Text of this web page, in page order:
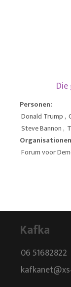
Personen:
Donald Trump,
Steve Bannon,
Forum voor
Kafka
06 51682822